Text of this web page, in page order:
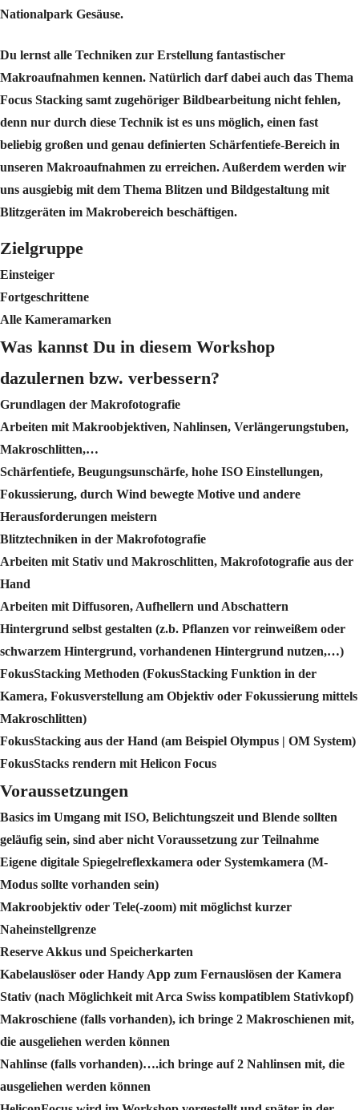
Nationalpark Gesäuse.
Du lernst alle Techniken zur Erstellung fantastischer
Makroaufnahmen kennen. Natürlich darf dabei auch das Thema
Focus Stacking samt zugehöriger Bildbearbeitung nicht fehlen,
denn nur durch diese Technik ist es uns möglich, einen fast
beliebig großen und genau definierten Schärfentiefe-Bereich in
unseren Makroaufnahmen zu erreichen. Außerdem werden wir
uns ausgiebig mit dem Thema Blitzen und Bildgestaltung mit
Blitzgeräten im Makrobereich beschäftigen.
Zielgruppe
Einsteiger
Fortgeschrittene
Alle Kameramarken
Was kannst Du in diesem Workshop
dazulernen bzw. verbessern?
Grundlagen der Makrofotografie
Arbeiten mit Makroobjektiven, Nahlinsen, Verlängerungstuben,
Makroschlitten,…
Schärfentiefe, Beugungsunschärfe, hohe ISO Einstellungen,
Fokussierung, durch Wind bewegte Motive und andere
Herausforderungen meistern
Blitztechniken in der Makrofotografie
Arbeiten mit Stativ und Makroschlitten, Makrofotografie aus der
Hand
Arbeiten mit Diffusoren, Aufhellern und Abschattern
Hintergrund selbst gestalten (z.b. Pflanzen vor reinweißem oder
schwarzem Hintergrund, vorhandenen Hintergrund nutzen,…)
FokusStacking Methoden (FokusStacking Funktion in der
Kamera, Fokusverstellung am Objektiv oder Fokussierung mittels
Makroschlitten)
FokusStacking aus der Hand (am Beispiel Olympus | OM System)
FokusStacks rendern mit Helicon Focus
Voraussetzungen
Basics im Umgang mit ISO, Belichtungszeit und Blende sollten
geläufig sein, sind aber nicht Voraussetzung zur Teilnahme
Eigene digitale Spiegelreflexkamera oder Systemkamera (M-
Modus sollte vorhanden sein)
Makroobjektiv oder Tele(-zoom) mit möglichst kurzer
Naheinstellgrenze
Reserve Akkus und Speicherkarten
Kabelauslöser oder Handy App zum Fernauslösen der Kamera
Stativ (nach Möglichkeit mit Arca Swiss kompatiblem Stativkopf)
Makroschiene (falls vorhanden), ich bringe 2 Makroschienen mit,
die ausgeliehen werden können
Nahlinse (falls vorhanden)….ich bringe auf 2 Nahlinsen mit, die
ausgeliehen werden können